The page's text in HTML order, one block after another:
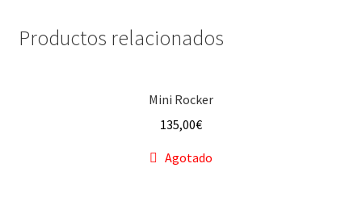
Productos relacionados
Mini Rocker
135,00€
Agotado